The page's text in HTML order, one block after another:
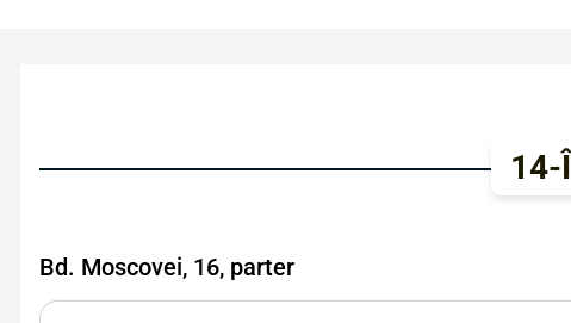
14-Î
Bd. Moscovei, 16, parter